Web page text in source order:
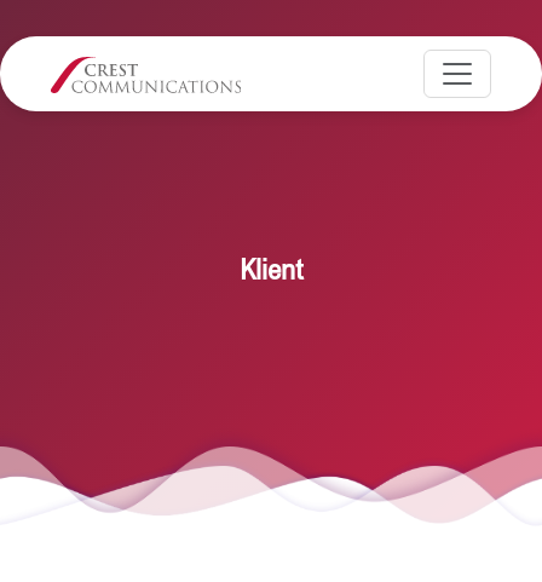
Klient